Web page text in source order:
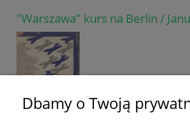
"Warszawa" kurs na Berlin /
Dbamy o Twoją